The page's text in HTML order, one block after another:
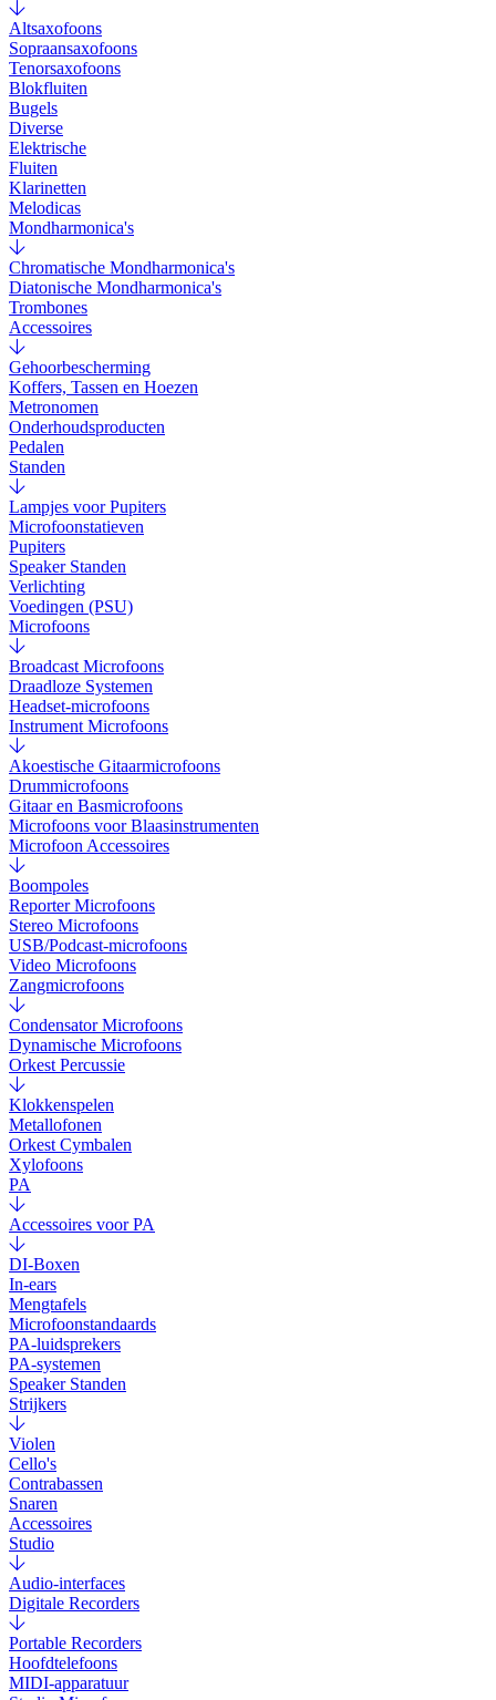
Altsaxofoons
Sopraansaxofoons
Tenorsaxofoons
Blokfluiten
Bugels
Diverse
Elektrische
Fluiten
Klarinetten
Melodicas
Mondharmonica's
Chromatische Mondharmonica's
Diatonische Mondharmonica's
Trombones
Accessoires
Gehoorbescherming
Koffers, Tassen en Hoezen
Metronomen
Onderhoudsproducten
Pedalen
Standen
Lampjes voor Pupiters
Microfoonstatieven
Pupiters
Speaker Standen
Verlichting
Voedingen (PSU)
Microfoons
Broadcast Microfoons
Draadloze Systemen
Headset-microfoons
Instrument Microfoons
Akoestische Gitaarmicrofoons
Drummicrofoons
Gitaar en Basmicrofoons
Microfoons voor Blaasinstrumenten
Microfoon Accessoires
Boompoles
Reporter Microfoons
Stereo Microfoons
USB/Podcast-microfoons
Video Microfoons
Zangmicrofoons
Condensator Microfoons
Dynamische Microfoons
Orkest Percussie
Klokkenspelen
Metallofonen
Orkest Cymbalen
Xylofoons
PA
Accessoires voor PA
DI-Boxen
In-ears
Mengtafels
Microfoonstandaards
PA-luidsprekers
PA-systemen
Speaker Standen
Strijkers
Violen
Cello's
Contrabassen
Snaren
Accessoires
Studio
Audio-interfaces
Digitale Recorders
Portable Recorders
Hoofdtelefoons
MIDI-apparatuur